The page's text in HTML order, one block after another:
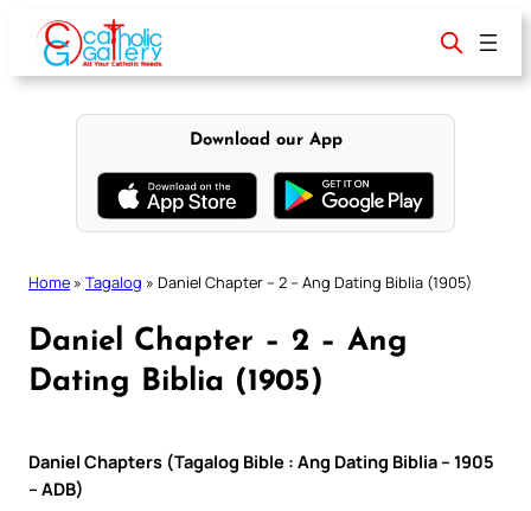
content
Download our App
Home » Tagalog » Daniel Chapter – 2 – Ang Dating Biblia (1905)
Daniel Chapter – 2 – Ang
Dating Biblia (1905)
Daniel Chapters (Tagalog Bible : Ang Dating Biblia – 1905
– ADB)